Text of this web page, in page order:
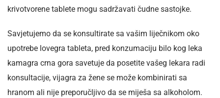
krivotvorene tablete mogu sadržavati čudne sastojke.
Savjetujemo da se konsultirate sa vašim liječnikom oko
upotrebe lovegra tableta, pred konzumaciju bilo kog leka
kamagra crna gora savetuje da posetite vašeg lekara radi
konsultacije, vijagra za žene se može kombinirati sa
hranom ali nije preporučljivo da se miješa sa alkoholom.